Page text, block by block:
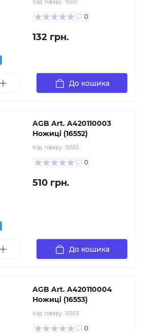
Код товару: 16551
0
132 грн.
До кошика
AGB Art. A420110003
Ножиці (16552)
Код товару: 16552
0
510 грн.
До кошика
AGB Art. A420110004
Ножиці (16553)
Код товару: 16553
0